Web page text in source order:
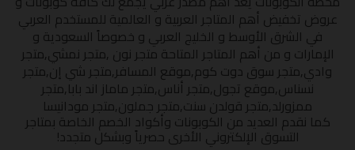
عروض تخفيض أهم المتاجر العربية و العالمية للمستخدم العربي
في الشرق الأوسط و الخليج العربي و خصوصاً السعودية و
الإمارات و من أهم المتاجر المتاحة متجر نون ,متجر نمشي,متجر
وادي,متجر سوق دوت كوم,موقع المسافر,متجر شي إن,متجر
نسناس,موقع تجول,متجر أناس,متجر ماماز اند بابا,متجر
ممزورلد,متجر قولدن سنت,متجر جملون,متجر مودانيسا
كما نقدم العديد من الكوبونات وأكواد الخصم الخاصة بمتاجر
التسوق الإلكتروني الأخرى حصرياً وبشكل متجدد!